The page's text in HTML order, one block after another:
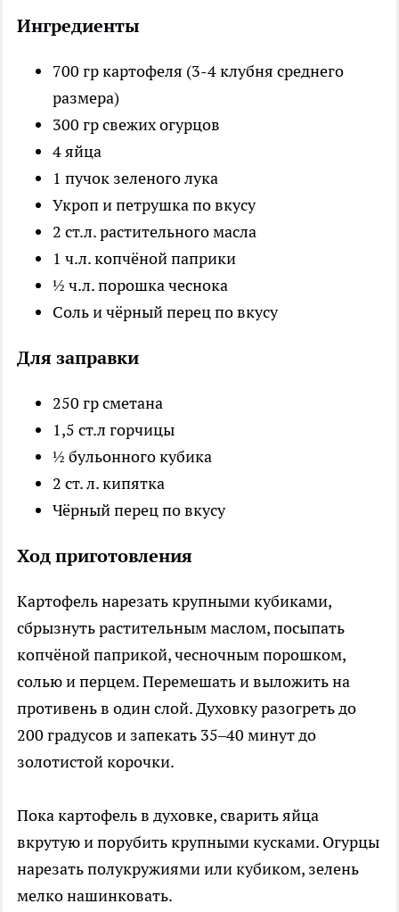
Ингредиенты
700 гр картофеля (3-4 клубня среднего
размера)
300 гр свежих огурцов
4 яйца
1 пучок зеленого лука
Укроп и петрушка по вкусу
2 ст.л. растительного масла
1 ч.л. копчёной паприки
½ ч.л. порошка чеснока
Соль и чёрный перец по вкусу
Для заправки
250 гр сметана
1,5 ст.л горчицы
½ бульонного кубика
2 ст. л. кипятка
Чёрный перец по вкусу
Ход приготовления
Картофель нарезать крупными кубиками,
сбрызнуть растительным маслом, посыпать
копчёной паприкой, чесночным порошком,
солью и перцем. Перемешать и выложить на
противень в один слой. Духовку разогреть до
200 градусов и запекать 35–40 минут до
золотистой корочки.
Пока картофель в духовке, сварить яйца
вкрутую и порубить крупными кусками. Огурцы
нарезать полукружиями или кубиком, зелень
мелко нашинковать.